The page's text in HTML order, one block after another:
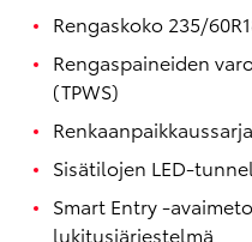
Rengaskoko 235/
Rengaspaineiden
(TPWS)
Renkaanpaikkaussarja
Sisätilojen LED-
Smart Entry -
lukitusjärjestelmä